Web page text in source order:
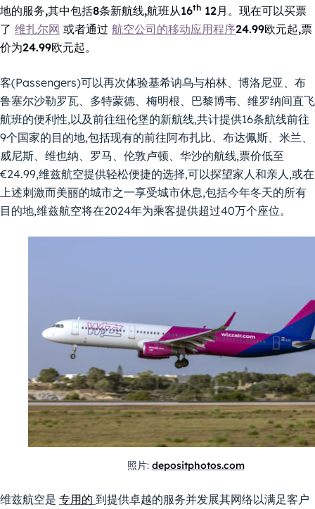
地的服务,其中包括8条新航线,航班从16th 12月。现在可以买票
了 维扎尔网 或者通过 航空公司的移动应用程序24.99欧元起,票
价为24.99欧元起。
客(Passengers)可以再次体验基希讷乌与柏林、博洛尼亚、布
鲁塞尔沙勒罗瓦、多特蒙德、梅明根、巴黎博韦、维罗纳间直飞
航班的便利性,以及前往纽伦堡的新航线,共计提供16条航线前往
9个国家的目的地,包括现有的前往阿布扎比、布达佩斯、米兰、
威尼斯、维也纳、罗马、伦敦卢顿、华沙的航线,票价低至
€24.99,维兹航空提供轻松便捷的选择,可以探望家人和亲人,或在
上述刺激而美丽的城市之一享受城市休息,包括今年冬天的所有
目的地,维兹航空将在2024年为乘客提供超过40万个座位。
照片: depositphotos.com
维兹航空是 专用的 到提供卓越的服务并发展其网络以满足客户